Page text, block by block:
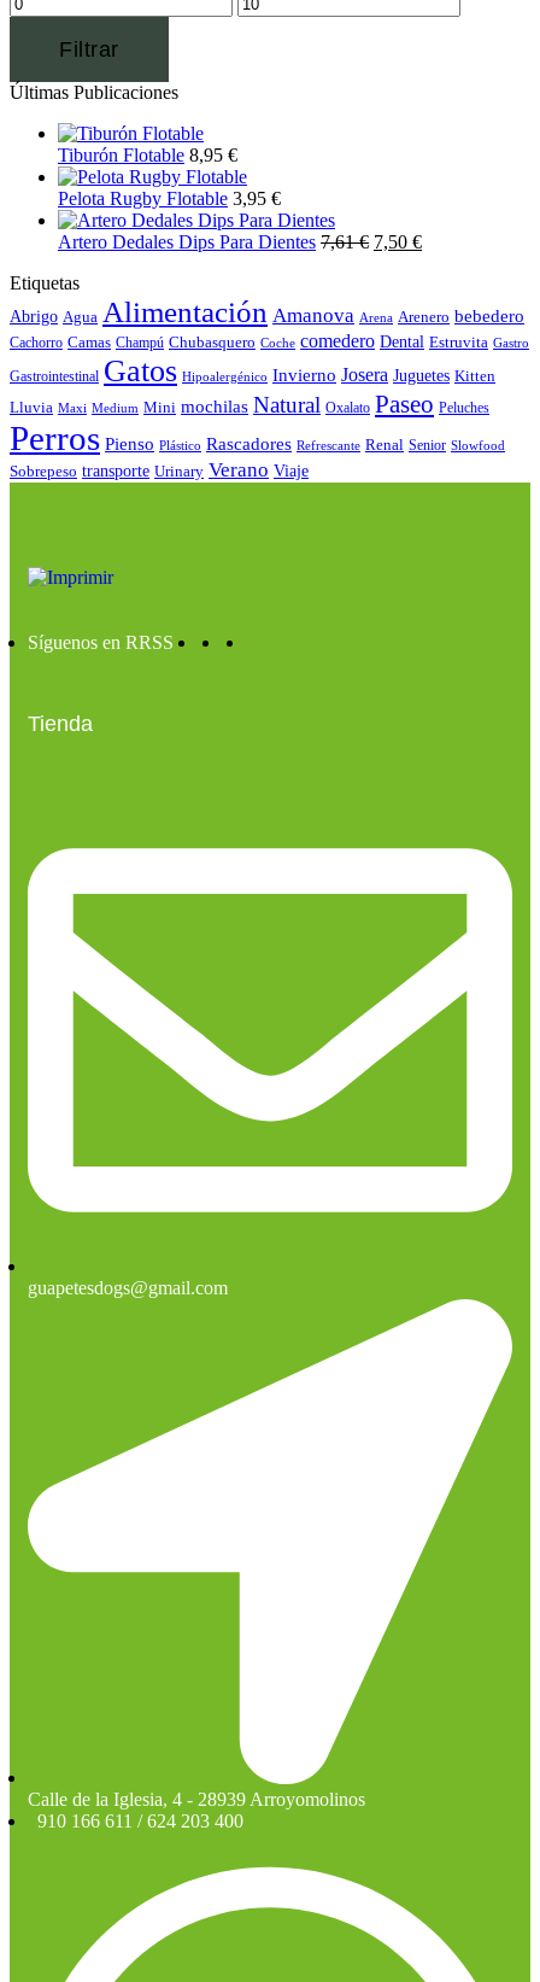
Filtrar
Últimas Publicaciones
Tiburón Flotable 8,95 €
Pelota Rugby Flotable 3,95 €
Artero Dedales Dips Para Dientes 7,61€ 7,50 €
Etiquetas
Abrigo Agua Alimentación Amanova Arena Arenero bebedero
Cachorro Camas Champú Chubasquero Coche comedero Dental Estruvita Gastro
Gastrointestinal Gatos Hipoalergénico Invierno Josera Juguetes Kitten
Lluvia Maxi Medium Mini mochilas Natural Oxalato Paseo Peluches
Perros Pienso Plástico Rascadores Refrescante Renal Senior Slowfood
Sobrepeso transporte Urinary Verano Viaje
Síguenos en RRSS
Tienda
guapetesdogs@gmail.com
Calle de la Iglesia, 4 - 28939 Arroyomolinos
910 166 611 / 624 203 400